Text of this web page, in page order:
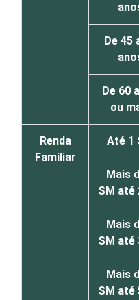
De 45
De 60
ou
Renda
Familiar
Até 1
Mais
SM até
Mais
SM até
Mais
SM até